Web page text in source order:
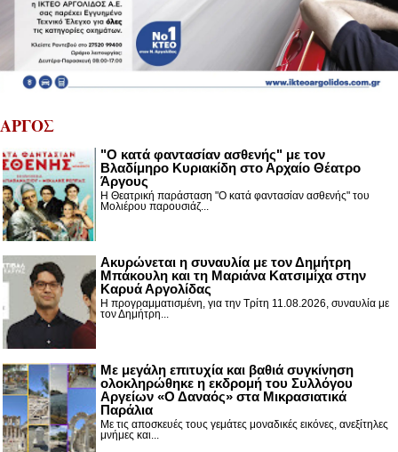
ΑΡΓΟΣ
"Ο κατά φαντασίαν ασθενής" με τον
Βλαδίμηρο Κυριακίδη στο Αρχαίο Θέατρο
Άργους
Η Θεατρική παράσταση "Ο κατά φαντασίαν ασθενής" του
Μολιέρου παρουσιάζ...
Ακυρώνεται η συναυλία με τον Δημήτρη
Μπάκουλη και τη Μαριάνα Κατσιμίχα στην
Καρυά Αργολίδας
Η προγραμματισμένη, για την Τρίτη 11.08.2026, συναυλία με
τον Δημήτρη...
Με μεγάλη επιτυχία και βαθιά συγκίνηση
ολοκληρώθηκε η εκδρομή του Συλλόγου
Αργείων «Ο Δαναός» στα Μικρασιατικά
Παράλια
Με τις αποσκευές τους γεμάτες μοναδικές εικόνες, ανεξίτηλες
μνήμες και...